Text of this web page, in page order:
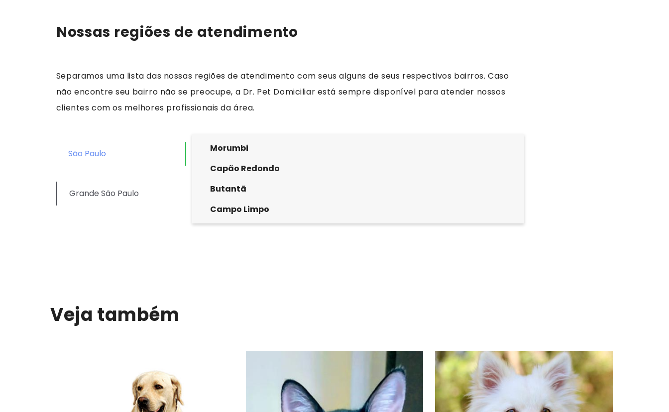
Nossas regiões de atendimento
Separamos uma lista das nossas regiões de atendimento com seus alguns de seus respectivos bairros. Caso
não encontre seu bairro não se preocupe, a Dr. Pet Domiciliar está sempre disponível para atender nossos
clientes com os melhores profissionais da área.
São Paulo
Grande São Paulo
Morumbi
Capão Redondo
Butantã
Campo Limpo
Veja também